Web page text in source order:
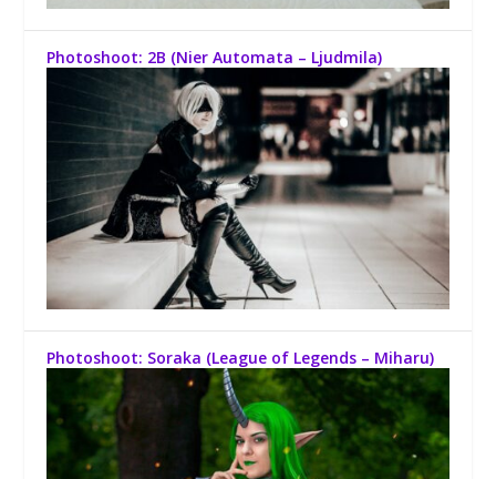
Photoshoot: 2B (Nier Automata – Ljudmila)
Photoshoot: Soraka (League of Legends – Miharu)